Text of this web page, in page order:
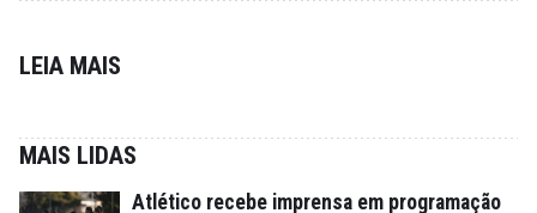
LEIA MAIS
MAIS LIDAS
Atlético recebe imprensa em programação